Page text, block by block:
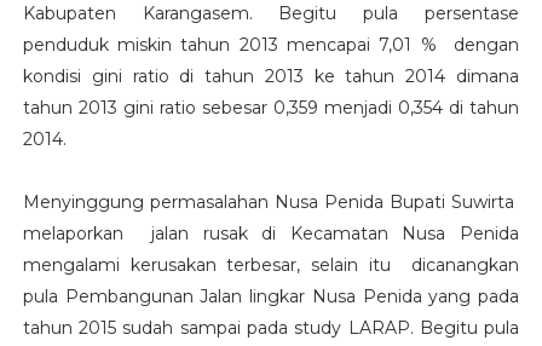
Kabupaten Karangasem. Begitu pula persentase
penduduk miskin tahun 2013 mencapai 7,01 % dengan
kondisi gini ratio di tahun 2013 ke tahun 2014 dimana
tahun 2013 gini ratio sebesar 0,359 menjadi 0,354 di tahun
2014.
Menyinggung permasalahan Nusa Penida Bupati Suwirta
melaporkan jalan rusak di Kecamatan Nusa Penida
mengalami kerusakan terbesar, selain itu dicanangkan
pula Pembangunan Jalan lingkar Nusa Penida yang pada
tahun 2015 sudah sampai pada study LARAP. Begitu pula